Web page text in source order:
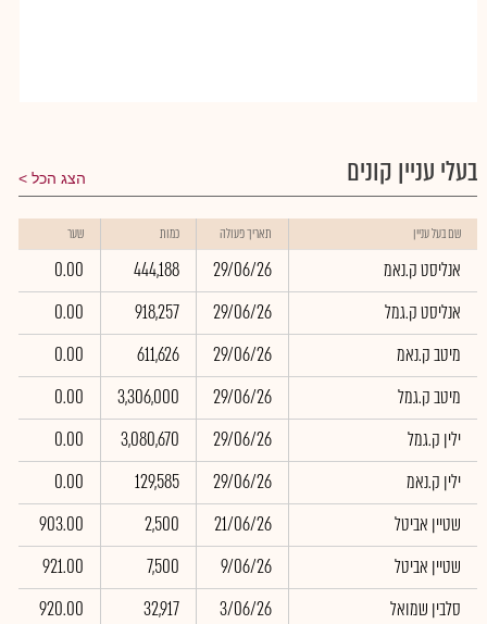
בעלי עניין קונים הצג הכל
שם בעל עניין תאריך פעולה כמות שער
אנליסט ק.נאמ 29/06/26
444,188
0.00
אנליסט ק.גמל
29/06/26
918,257
0.00
מיטב ק.נאמ
29/06/26
611,626
0.00
מיטב ק.גמל
29/06/26
3,306,000
0.00
ילין ק.גמל
29/06/26
3,080,670
0.00
ילין ק.נאמ
29/06/26
129,585
0.00
שטיין אביטל
21/06/26
2,500
903.00
שטיין אביטל
9/06/26
7,500
921.00
סלבין שמואל
3/06/26
32,917
920.00